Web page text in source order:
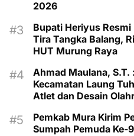
2026
Bupati Heriyus
Tira Tangka Balang,
HUT Murung Raya
Ahmad Maulana, S.T.
Kecamatan Laung
Atlet dan Desain
Pemkab Mura Kirim
Sumpah Pemuda Ke-